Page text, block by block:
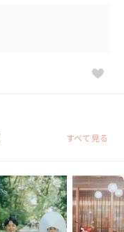
すべて見る